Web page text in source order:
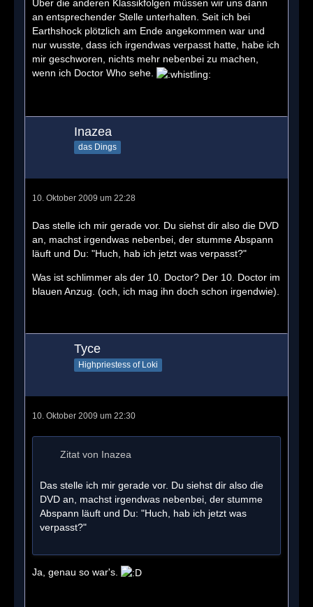
Über die anderen Klassikfolgen müssen wir uns dann
an entsprechender Stelle unterhalten. Seit ich bei
Earthshock plötzlich am Ende angekommen war und
nur wusste, dass ich irgendwas verpasst hatte, habe ich
mir geschworen, nichts mehr nebenbei zu machen,
wenn ich Doctor Who sehe.
Inazea
das Dings
10. Oktober 2009 um 22:28
Das stelle ich mir gerade vor. Du siehst dir also die DVD
an, machst irgendwas nebenbei, der stumme Abspann
läuft und Du: "Huch, hab ich jetzt was verpasst?"
Was ist schlimmer als der 10. Doctor? Der 10. Doctor im
blauen Anzug. (och, ich mag ihn doch schon irgendwie).
Tyce
Highpriestess of Loki
10. Oktober 2009 um 22:30
Zitat von Inazea
Das stelle ich mir gerade vor. Du siehst dir also die
DVD an, machst irgendwas nebenbei, der stumme
Abspann läuft und Du: "Huch, hab ich jetzt was
verpasst?"
Ja, genau so war's.